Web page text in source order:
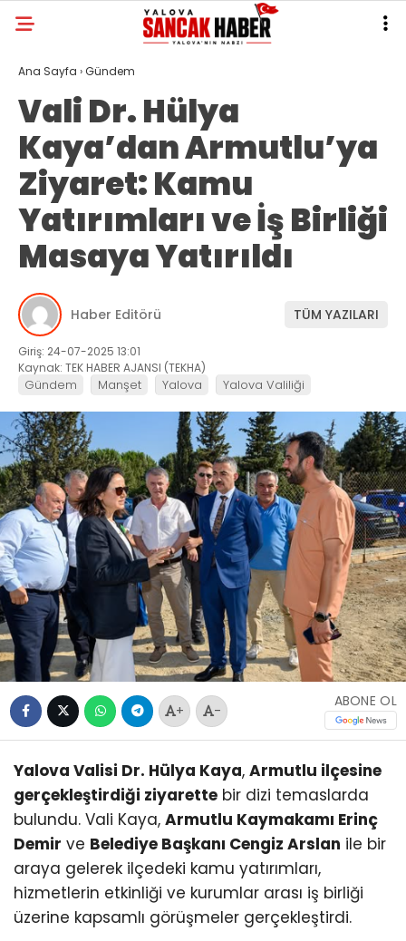
Ana Sayfa ›Gündem
Vali Dr. Hülya
Kaya’dan Armutlu’ya
Ziyaret: Kamu
Yatırımları ve İş Birliği
Masaya Yatırıldı
Haber Editörü TÜM YAZILARI
Giriş: 24-07-2025 13:01
Kaynak: TEK HABER AJANSI (TEKHA)
Gündem Manşet Yalova Yalova Valiliği
+ -
ABONE OL
Yalova Valisi Dr. Hülya Kaya, Armutlu ilçesine
gerçekleştirdiği ziyarette bir dizi temaslarda
bulundu. Vali Kaya, Armutlu Kaymakamı Erinç
Demir ve Belediye Başkanı Cengiz Arslan ile bir
araya gelerek ilçedeki kamu yatırımları,
hizmetlerin etkinliği ve kurumlar arası iş birliği
üzerine kapsamlı görüşmeler gerçekleştirdi.